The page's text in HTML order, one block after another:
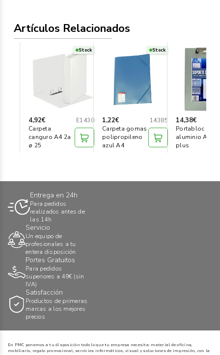
Artículos Relacionados
Stock
4,92€
E1430
Carpeta
canguro A4 2a
ø 25
Stock
1,22€
14385
Carpeta gomas
polipropileno
azul A4
14,38€
Portabloc
aluminio A4
plus
Entrega en 24h
Para pedidos
realizados antes de
las 14h
Servicio
Un equipo de
profesionales a tu
entera disposición
Portes Gratuitos
Para pedidos
superiores a 49€ (sin
IVA)
Satisfacción
Productos de primeras
marcas a los mejores
precios
En PMC ponemos a tu disposición todo lo que tu empresa necesita: material de oficina,
mobiliario, regalo promocional, servicios informáticos, visual y soluciones de impresión, con la